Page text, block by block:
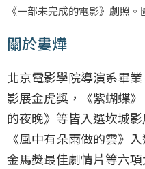
《一部未完成的電影》劇照
關於婁燁
北京電影學院導演系畢
影展金虎獎，《紫蝴蝶
的夜晚》等皆入選坎城
《風中有朵雨做的雲》
金馬獎最佳劇情片等六